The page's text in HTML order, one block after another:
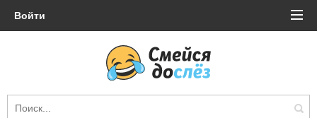
Войти